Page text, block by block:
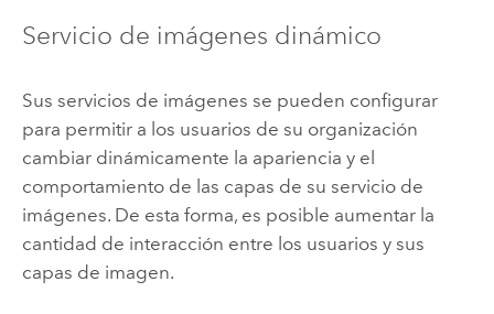
Servicio de imágenes dinámico
Sus servicios de imágenes se pueden configurar
para permitir a los usuarios de su organización
cambiar dinámicamente la apariencia y el
comportamiento de las capas de su servicio de
imágenes. De esta forma, es posible aumentar la
cantidad de interacción entre los usuarios y sus
capas de imagen.